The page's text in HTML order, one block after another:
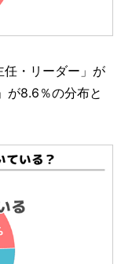
・リーダー」が
が8.6％の分布と